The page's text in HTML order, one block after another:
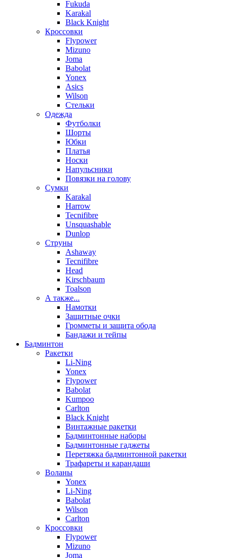
Fukuda
Karakal
Black Knight
Кроссовки
Flypower
Mizuno
Joma
Babolat
Yonex
Asics
Wilson
Стельки
Одежда
Футболки
Шорты
Юбки
Платья
Носки
Напульсники
Повязки на голову
Сумки
Karakal
Harrow
Tecnifibre
Unsquashable
Dunlop
Струны
Ashaway
Tecnifibre
Head
Kirschbaum
Toalson
А также...
Намотки
Защитные очки
Громметы и защита обода
Бандажи и тейпы
Бадминтон
Ракетки
Li-Ning
Yonex
Flypower
Babolat
Kumpoo
Carlton
Black Knight
Винтажные ракетки
Бадминтонные наборы
Бадминтонные гаджеты
Перетяжка бадминтонной ракетки
Трафареты и карандаши
Воланы
Yonex
Li-Ning
Babolat
Wilson
Carlton
Кроссовки
Flypower
Mizuno
Joma